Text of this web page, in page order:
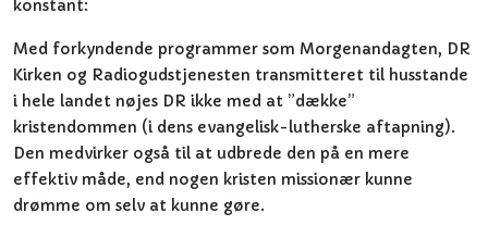
konstant:
Med forkyndende programmer som Morgenandagten, DR
Kirken og Radiogudstjenesten transmitteret til husstande
i hele landet nøjes DR ikke med at ”dække”
kristendommen (i dens evangelisk-lutherske aftapning).
Den medvirker også til at udbrede den på en mere
effektiv måde, end nogen kristen missionær kunne
drømme om selv at kunne gøre.